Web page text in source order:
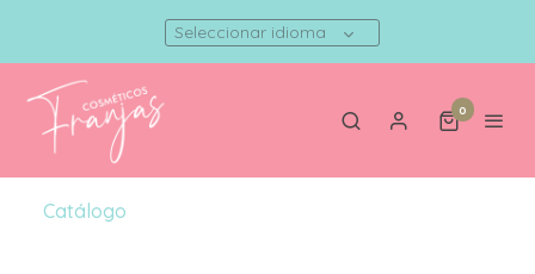
Seleccionar idioma
0
Catálogo